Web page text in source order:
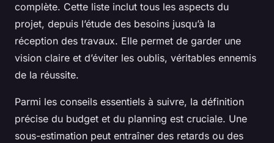
complète. Cette liste inclut tous les aspects du
projet, depuis l’étude des besoins jusqu’à la
réception des travaux. Elle permet de garder une
vision claire et d’éviter les oublis, véritables ennemis
de la réussite.
Parmi les conseils essentiels à suivre, la définition
précise du budget et du planning est cruciale. Une
sous-estimation peut entraîner des retards ou des